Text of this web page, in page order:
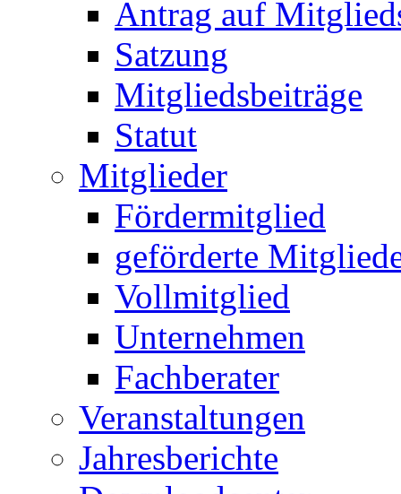
Antrag auf
Satzung
Mitgliedsbeiträge
Statut
Mitglieder
Fördermitglied
geförderte
Vollmitglied
Unternehmen
Fachberater
Veranstaltungen
Jahresberichte